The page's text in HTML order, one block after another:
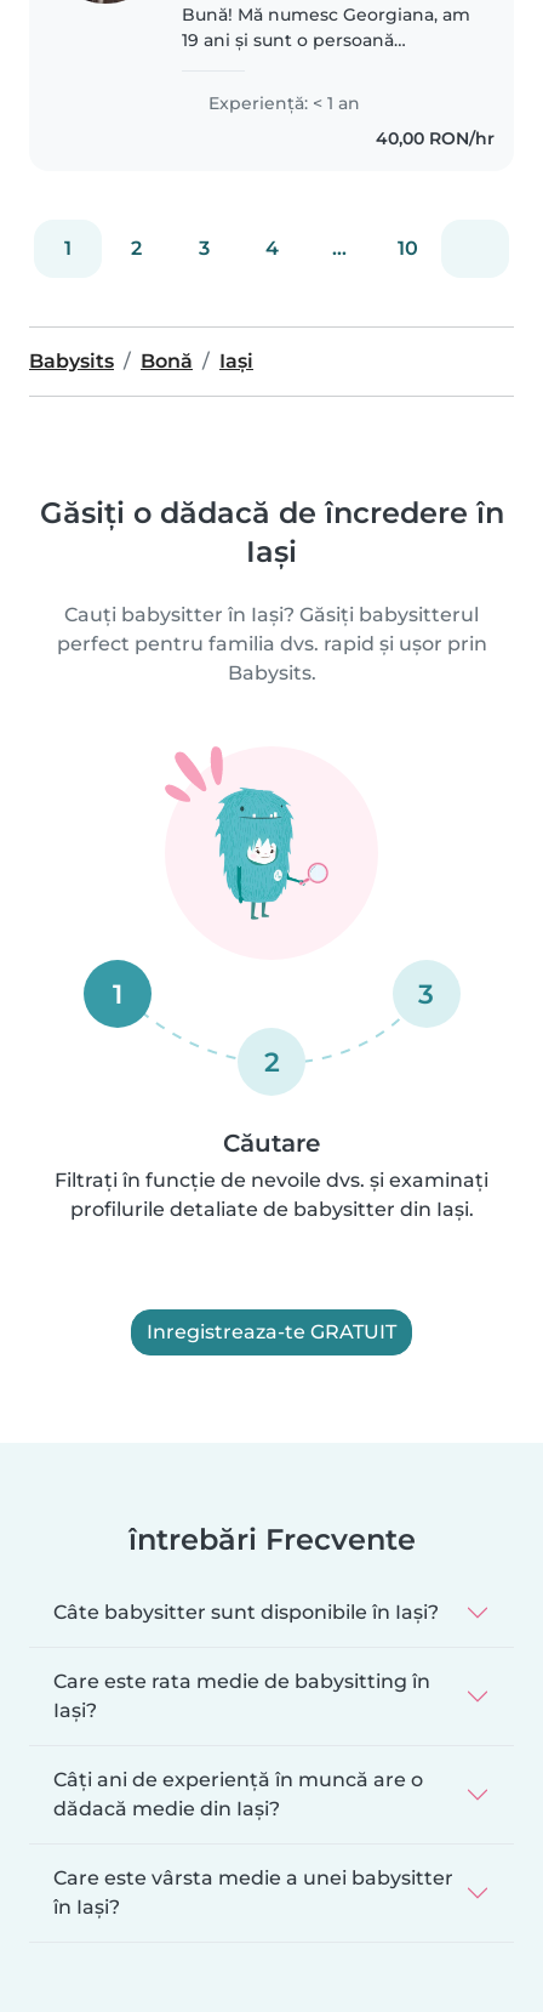
Bună! Mă numesc Georgiana, am
19 ani și sunt o persoană
respectuoasă. Îmi place să petrec
timp cu copiii și să contribui la
dezvoltarea lor prin jocuri și
Experienţă: < 1 an
40,00 RON/hr
1 2 3 4 ... 10
Babysits Bonă Iași
Găsiți o dădacă de încredere în
Iași
Cauți babysitter în Iași? Găsiți babysitterul
perfect pentru familia dvs. rapid și ușor prin
Babysits.
1
2
3
Căutare
Filtrați în funcție de nevoile dvs. și examinați
profilurile detaliate de babysitter din Iași.
Inregistreaza-te GRATUIT
întrebări Frecvente
Câte babysitter sunt disponibile în Iași?
Care este rata medie de babysitting în
Iași?
Câți ani de experiență în muncă are o
dădacă medie din Iași?
Care este vârsta medie a unei babysitter
în Iași?